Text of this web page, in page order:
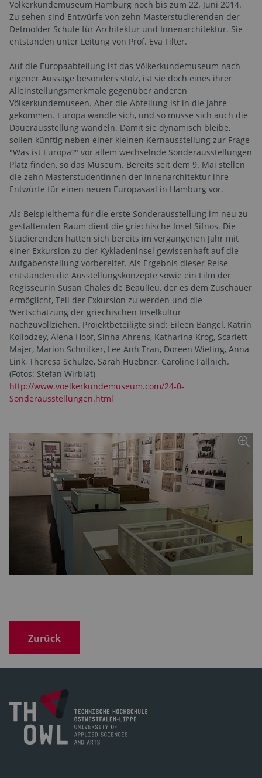
Völkerkundemuseum Hamburg noch bis zum 22. Juni 2014.
Zu sehen sind Entwürfe von zehn Masterstudierenden der
Detmolder Schule für Architektur und Innenarchitektur. Sie
entstanden unter Leitung von Prof. Eva Filter.
Auf die Europaabteilung ist das Völkerkundemuseum nach
eigener Aussage besonders stolz, ist sie doch eines ihrer
Alleinstellungsmerkmale gegenüber anderen
Völkerkundemuseen. Aber die Abteilung ist in die Jahre
gekommen. Europa wandle sich, und so müsse sich auch die
Dauerausstellung wandeln. Damit sie dynamisch bleibe,
sollen künftig neben einer kleinen Kernausstellung zur Frage
"Was ist Europa?" vor allem wechselnde Sonderausstellungen
Platz finden, so das Museum. Bereits seit dem 9. Mai stellen
die zehn Masterstudentinnen der Innenarchitektur ihre
Entwürfe für einen neuen Europasaal in Hamburg vor.
Als Beispielthema für die erste Sonderausstellung im neu zu
gestaltenden Raum dient die griechische Insel Sifnos. Die
Studierenden hatten sich bereits im vergangenen Jahr mit
einer Exkursion zu der Kykladeninsel gewissenhaft auf die
Aufgabenstellung vorbereitet. Als Ergebnis dieser Reise
entstanden die Ausstellungskonzepte sowie ein Film der
Regisseurin Susan Chales de Beaulieu, der es dem Zuschauer
ermöglicht, Teil der Exkursion zu werden und die
Wertschätzung der griechischen Inselkultur
nachzuvollziehen. Projektbeteiligte sind: Eileen Bangel, Katrin
Kollodzey, Alena Hoof, Sinha Ahrens, Katharina Krog, Scarlett
Majer, Marion Schnitker, Lee Anh Tran, Doreen Wieting, Anna
Link, Theresa Schulze, Sarah Huebner, Caroline Fallnich.
(Fotos: Stefan Wirblat)
http://www.voelkerkundemuseum.com/24-0-
Sonderausstellungen.html
Zurück